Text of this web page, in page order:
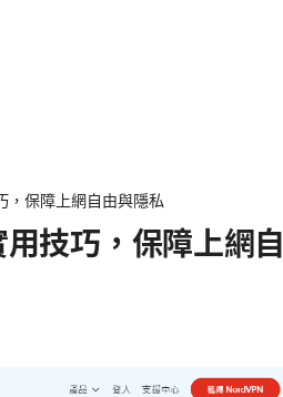
保障上網自由與隱私
技巧，保障上網自